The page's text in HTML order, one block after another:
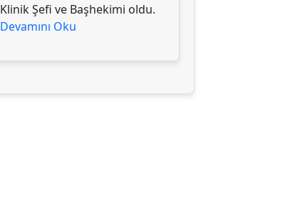
Klinik Şefi ve Başhekimi oldu.
Devamını Oku